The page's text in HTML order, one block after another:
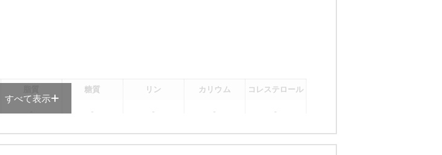
糖質 リン カリウム コレステロール
- - - - -
すべて表示